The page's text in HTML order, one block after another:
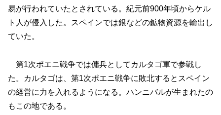
易が行われていたとされている。紀元前900年頃からケル
ト人が侵入した。スペインでは銀などの鉱物資源を輸出し
ていた。
第1次ポエニ戦争では傭兵としてカルタゴ軍で参戦し
た。カルタゴは、第1次ポエニ戦争に敗北するとスペイン
の経営に力を入れるようになる。ハンニバルが生まれたの
もこの地である。